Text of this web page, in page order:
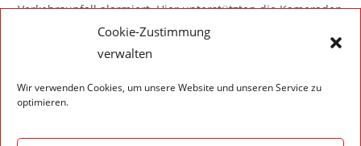
Cookie-Zustimmung
verwalten
Wir verwenden Cookies, um unsere Website und unseren Service zu
optimieren.
Verkehrsunfall alarmiert. Hier unterstützten die Kameraden
den sich vor Ort befundenen Rettungsdienst, fingen
auslaufende Betriebsstoffe auf und leuchteten die
Weiterlesen